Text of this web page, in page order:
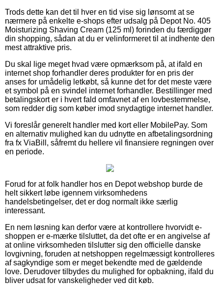
Trods dette kan det til hver en tid vise sig lønsomt at se
nærmere på enkelte e-shops efter udsalg på Depot No. 405
Moisturizing Shaving Cream (125 ml) forinden du færdiggør
din shopping, sådan at du er velinformeret til at indhente den
mest attraktive pris.
Du skal lige meget hvad være opmærksom på, at ifald en
internet shop forhandler deres produkter for en pris der
anses for umådelig letkøbt, så kunne det for det meste være
et symbol på en svindel internet forhandler. Bestillinger med
betalingskort er i hvert fald omfavnet af en lovbestemmelse,
som redder dig som køber imod snydagtige internet handler.
Vi foreslår generelt handler med kort eller MobilePay. Som
en alternativ mulighed kan du udnytte en afbetalingsordning
fra fx ViaBill, såfremt du hellere vil finansiere regningen over
en periode.
Forud for at folk handler hos en Depot webshop burde de
helt sikkert løbe igennem virksomhedens
handelsbetingelser, det er dog normalt ikke særlig
interessant.
En nem løsning kan derfor være at kontrollere hvorvidt e-
shoppen er e-mærke tilsluttet, da det ofte er en angivelse af
at online virksomheden tilslutter sig den officielle danske
lovgivning, foruden at netshoppen regelmæssigt kontrolleres
af sagkyndige som er meget bekendte med de gældende
love. Derudover tilbydes du mulighed for opbakning, ifald du
bliver udsat for vanskeligheder ved dit køb.